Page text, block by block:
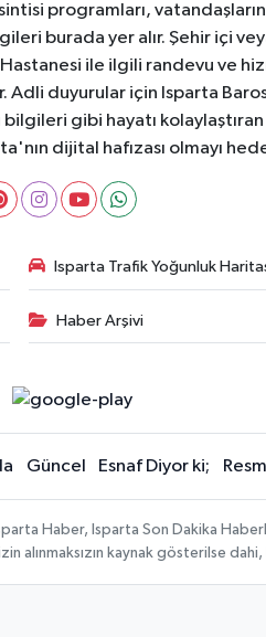
programları,
burada yer alır. Şehir içi
ile ilgili randevu ve
duyurular için Isparta
gibi hayatı
dijital hafızası olmayı
Isparta Trafik Yoğunluk
Haber Arşivi
Güncel Esnaf Diyor ki;
Haber, Isparta Son Dakika
alınmaksızın kaynak gösterilse